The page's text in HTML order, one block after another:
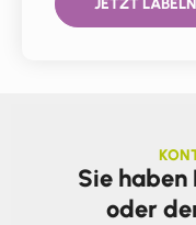
Sie haben
oder